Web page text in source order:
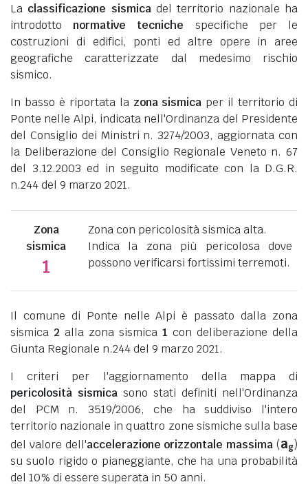
La classificazione sismicadel territorio nazionale ha
introdotto normative tecniche specifiche per le
costruzioni di edifici, ponti ed altre opere in aree
geografiche caratterizzate dal medesimo rischio
sismico.
In basso è riportata la zona sismica per il territorio di
Ponte nelle Alpi, indicata nell'Ordinanza del Presidente
del Consiglio dei Ministri n. 3274/2003, aggiornata con
la Deliberazione del Consiglio Regionale Veneto n. 67
del 3.12.2003 ed in seguito modificate con la D.G.R.
n.244 del 9 marzo 2021.
Zona
sismica
1
Zona con pericolosità sismica alta.
Indica la zona più pericolosa dove
possono verificarsi fortissimi terremoti.
Il comune di Ponte nelle Alpi è passato dalla zona
sismica 2 alla zona sismica 1 con deliberazione della
Giunta Regionale n.244 del 9 marzo 2021.
I criteri per l'aggiornamento della mappa di
pericolosità sismica sono stati definiti nell'Ordinanza
del PCM n. 3519/2006, che ha suddiviso l'intero
territorio nazionale in quattro zone sismiche sulla base
del valore dell'accelerazione orizzontale massima (ag)
su suolo rigido o pianeggiante, che ha una probabilità
del 10% di essere superata in 50 anni.